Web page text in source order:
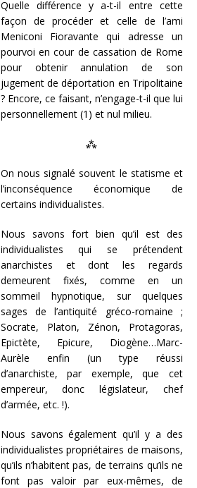
Quelle différence y a-t-il entre cette
façon de procéder et celle de l’ami
Meniconi Fioravante qui adresse un
pourvoi en cour de cassation de Rome
pour obtenir annulation de son
jugement de déportation en Tripolitaine
? Encore, ce faisant, n’engage-t-il que lui
personnellement (1) et nul milieu.
⁂
On nous signalé souvent le statisme et
l’inconséquence économique de
certains individualistes.
Nous savons fort bien qu’il est des
individualistes qui se prétendent
anarchistes et dont les regards
demeurent fixés, comme en un
sommeil hypnotique, sur quelques
sages de l’antiquité gréco-romaine ;
Socrate, Platon, Zénon, Protagoras,
Epictète, Epicure, Diogène…Marc-
Aurèle enfin (un type réussi
d’anarchiste, par exemple, que cet
empereur, donc législateur, chef
d’armée, etc. !).
Nous savons également qu’il y a des
individualistes propriétaires de maisons,
qu’ils n’habitent pas, de terrains qu’ils ne
font pas valoir par eux-mêmes, de